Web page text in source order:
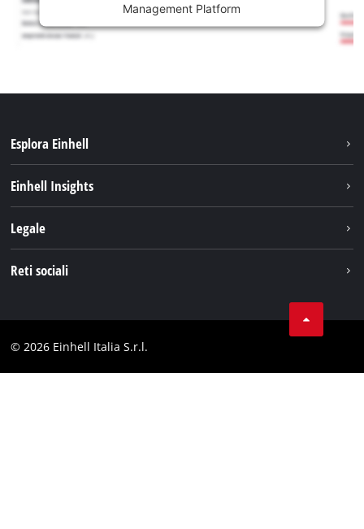
Management Platform
Esplora Einhell
Chi siamo
Einhell Insights
Einhell prodotti
Legale
Comformità
Reti sociali
Linkedin
© 2026 Einhell Italia S.r.l.